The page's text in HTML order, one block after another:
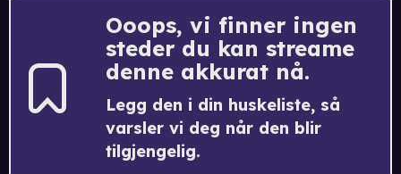
Ooops, vi finner ingen
steder du kan streame
denne akkurat nå.
Legg den i din huskeliste, så
varsler vi deg når den blir
tilgjengelig.